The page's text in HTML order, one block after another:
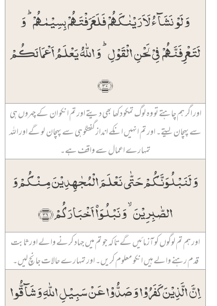
وَ لَوۡ نَشَآءُ لَاَرَیۡنٰکَہُمۡ فَلَعَرَفۡتَہُمۡ بِسِیۡمٰہُمۡ ؕ وَ
لَتَعۡرِفَنَّہُمۡ فِیۡ لَحۡنِ الۡقَوۡلِ ؕ وَ اللّٰہُ یَعۡلَمُ اَعۡمَالَکُمۡ
﴿۳۰﴾
اور اگر ہم چاہتے تو وہ لوگ تمکو دکھا بھی دیتے اور تم انکو ان کے چہروں ہی
سے پہچان لیتے۔ اور تم انہیں انکے انداز گفتگو ہی سے پہچان لو گے اور اللہ
تمہارے اعمال سے واقف ہے۔
وَ لَنَبۡلُوَنَّکُمۡ حَتّٰی نَعۡلَمَ الۡمُجٰہِدِیۡنَ مِنۡکُمۡ وَ
الصّٰبِرِیۡنَ ۙ وَ نَبۡلُوَا۠ اَخۡبَارَکُمۡ ﴿۳۱﴾
اور ہم تم لوگوں کو آزمائیں گے تاکہ جو تم میں جہاد کرنے والے اور ثابت
قدم رہنے والے ہیں انکو معلوم کریں۔ اور تمہارے حالات جانچ لیں۔
اِنَّ الَّذِیۡنَ کَفَرُوۡا وَ صَدُّوۡا عَنۡ سَبِیۡلِ اللّٰہِ وَ شَآقُّوا